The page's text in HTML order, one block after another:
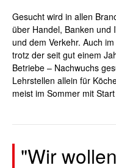
Gesucht wird in allen
über Handel, Banken und
und dem Verkehr. Auch
trotz der seit gut einem
Betriebe – Nachwuchs
Lehrstellen allein für
meist im Sommer mit
"Wir